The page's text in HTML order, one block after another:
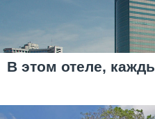
В этом отеле,